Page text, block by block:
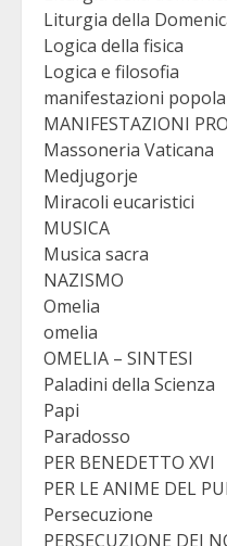
Liturgia della
Logica della fisica
Logica e filosofia
manifestazioni
MANIFESTAZIONI
Massoneria Vaticana
Medjugorje
Miracoli eucaristici
MUSICA
Musica sacra
NAZISMO
Omelia
omelia
OMELIA – SINTESI
Paladini della Scienza
Papi
Paradosso
PER BENEDETTO XVI
PER LE ANIME DEL
Persecuzione
PERSECUZIONE DEI